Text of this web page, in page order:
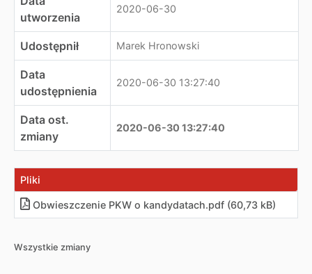
utworzenia
2020-06-30
Udostępnił Marek Hronowski
Data
udostępnienia
2020-06-30 13:27:40
Data ost.
zmiany
2020-06-30 13:27:40
Pliki
Obwieszczenie PKW o kandydatach.pdf (60,73 kB)
Wszystkie zmiany